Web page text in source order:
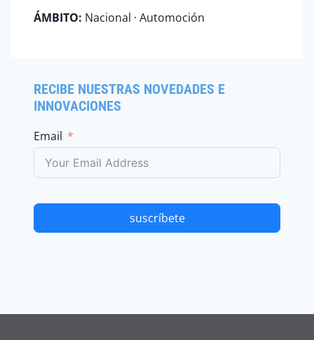
ÁMBITO: Nacional · Automoción
RECIBE NUESTRAS NOVEDADES E
INNOVACIONES
Email
suscríbete